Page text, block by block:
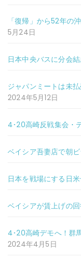
「復帰」から52年の
5月24日
日本中央バスに分会
ジャパンミートは未
2024年5月12日
4･20高崎反戦集会・
ベイシア吾妻店で朝ビ
日本を戦場にする日
ベイシアが賃上げの
4･20高崎デモへ！群
2024年4月5日